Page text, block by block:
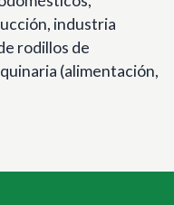
industria
rodillos de
(alimentación,